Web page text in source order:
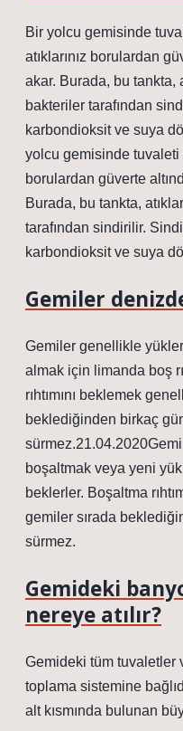
Bir yolcu gemisinde
atıklarınız borulardan
akar. Burada, bu tankta,
bakteriler tarafından
karbondioksit ve suya
yolcu gemisinde tuvaleti
borulardan güverte
Burada, bu tankta,
tarafından sindirilir.
karbondioksit ve suya
Gemiler
Gemiler genellikle
almak için limanda boş
rıhtımını beklemek
beklediğinden birkaç
boşaltmak veya yeni
beklerler. Boşaltma
gemiler sırada
sürmez.
Gemideki
nereye atılır?
Gemideki tüm tuvaletler
toplama sistemine
alt kısmında bulunan